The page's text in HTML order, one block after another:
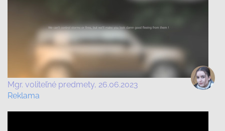
Mgr. voliteľné predmety 26.06.2023
Reklama